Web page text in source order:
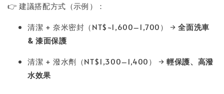
👉 建議搭配方式（示例）：
清潔 + 奈米密封（NT$~1,600–1,700） →全面洗車
& 漆面保護
清潔 + 潑水劑（NT$1,300–1,400） →輕保護、高潑
水效果